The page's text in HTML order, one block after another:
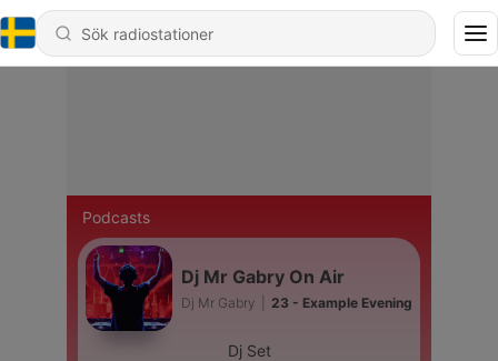
Podcasts
Dj Mr Gabry On Air
Dj Mr Gabry 23 - Example Evening
Dj Set